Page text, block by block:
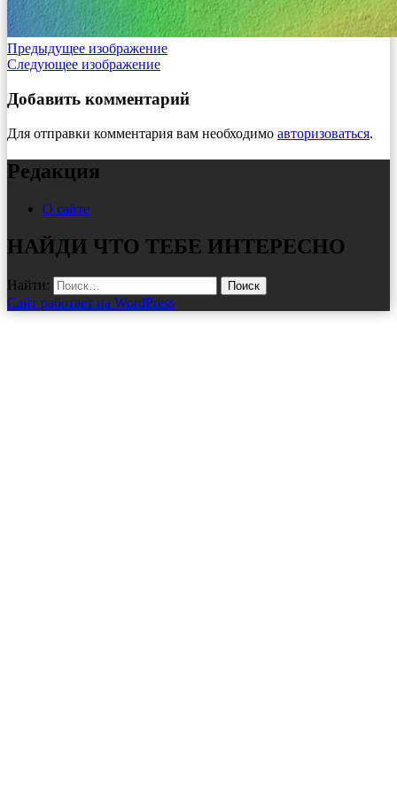
Предыдущее изображение
Следующее изображение
Добавить комментарий
Для отправки комментария вам необходимо авторизоваться.
Редакция
О сайте
НАЙДИ ЧТО ТЕБЕ ИНТЕРЕСНО
Найти:
Сайт работает на WordPress